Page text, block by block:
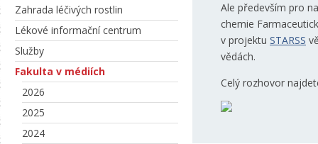
Zahrada léčivých rostlin
Lékové informační centrum
Služby
Fakulta v médiích
2026
2025
2024
Ale především pro
chemie
v projektu STARSS
vědách.
Celý rozhovor